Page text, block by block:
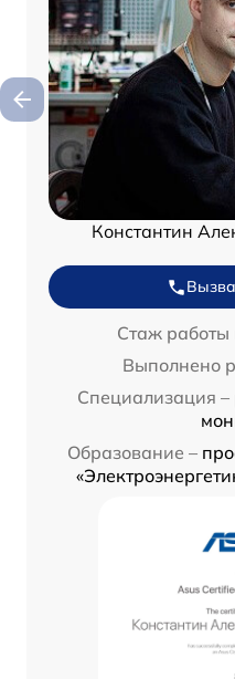
Константин
Стаж работы
Выполнено
Специализация –
Образование –